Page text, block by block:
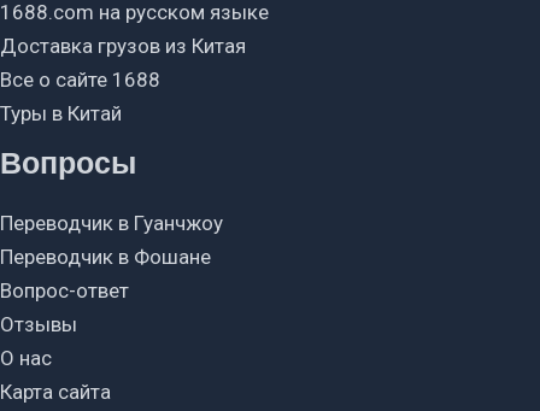
1688.com на русском языке
Доставка грузов из Китая
Все о сайте 1688
Туры в Китай
Вопросы
Переводчик в Гуанчжоу
Переводчик в Фошане
Вопрос-ответ
Отзывы
О нас
Карта сайта